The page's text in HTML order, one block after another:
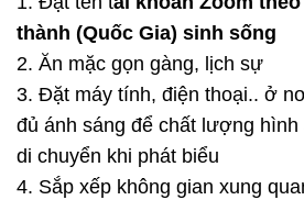
thành (Quốc Gia) sinh sống
2. Ăn mặc gọn gàng, lịch sự
3. Đặt máy tính, điện thoại.. ở
đủ ánh sáng để chất lượng hình
di chuyển khi phát biểu
4. Sắp xếp không gian xung